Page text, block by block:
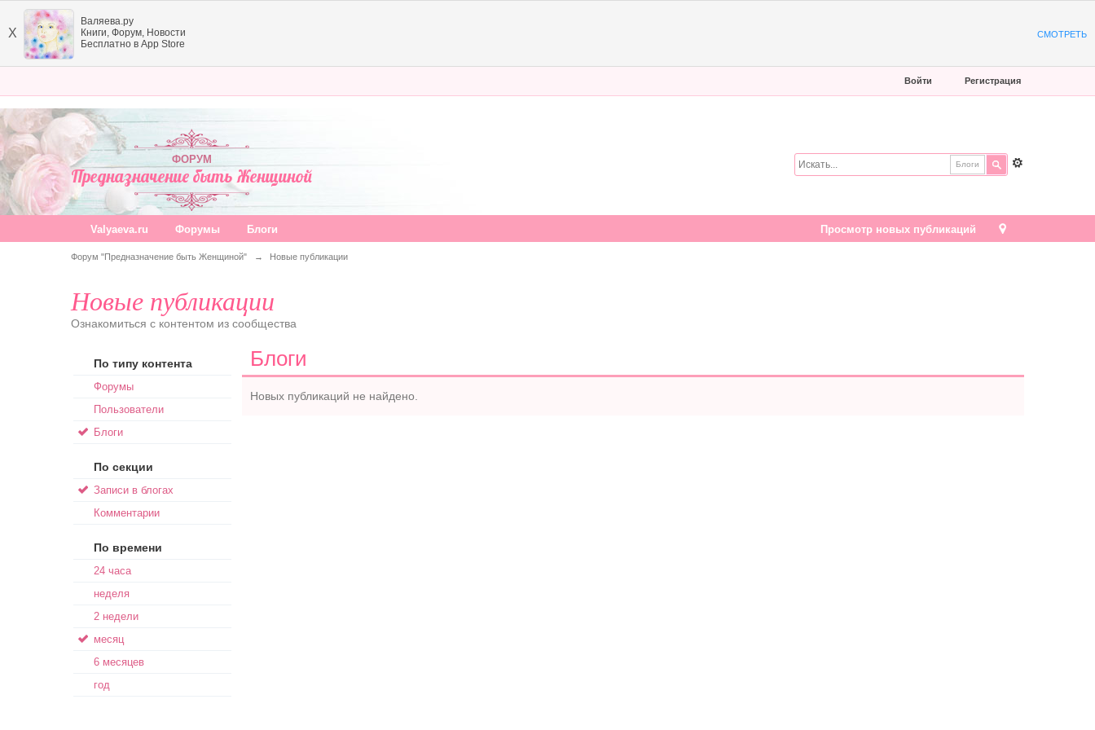
X
Валяева.ру
Книги, Форум, Новости
Бесплатно в App Store
СМОТРЕТЬ
Войти Регистрация
ФОРУМ
Предназначение быть Женщиной
Блоги
Просмотр новых публикаций
Valyaeva.ru Форумы Блоги
Форум "Предназначение быть Женщиной" → Новые публикации
Новые публикации
Ознакомиться с контентом из сообщества
По типу контента
Форумы
Пользователи
Блоги
По секции
Записи в блогах
Комментарии
По времени
24 часа
неделя
2 недели
месяц
6 месяцев
год
Блоги
Новых публикаций не найдено.